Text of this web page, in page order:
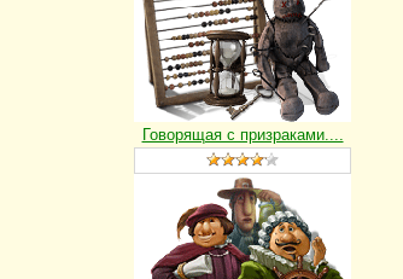
Говорящая с призраками....